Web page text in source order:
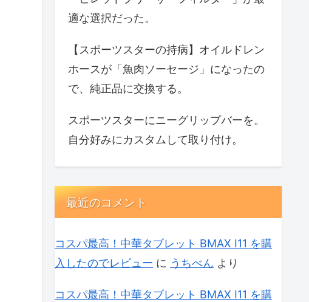
適な選択だった。
【スポーツスターの持病】オイルドレン
ホースが「魚肉ソーセージ」になったの
で、純正品に交換する。
スポーツスターにニーグリップバーを。
自分好みにカスタムして取り付け。
最近のコメント
コスパ最高！中華タブレット BMAX I11 を購
入したのでレビュー に うちべん より
コスパ最高！中華タブレット BMAX I11 を購